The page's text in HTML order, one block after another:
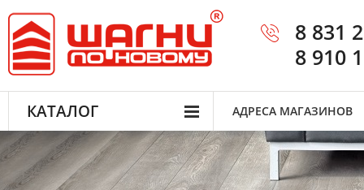
8 831
8 910
КАТАЛОГ АДРЕСА МАГАЗИНОВ